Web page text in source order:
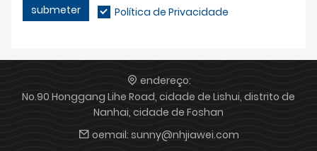
submeter Política de Privacidade
endereço:
No.90 Honggang Lihe Road, cidade de Lishui, distrito de
Nanhai, cidade de Foshan
oemail: sunny@nhjiawei.com